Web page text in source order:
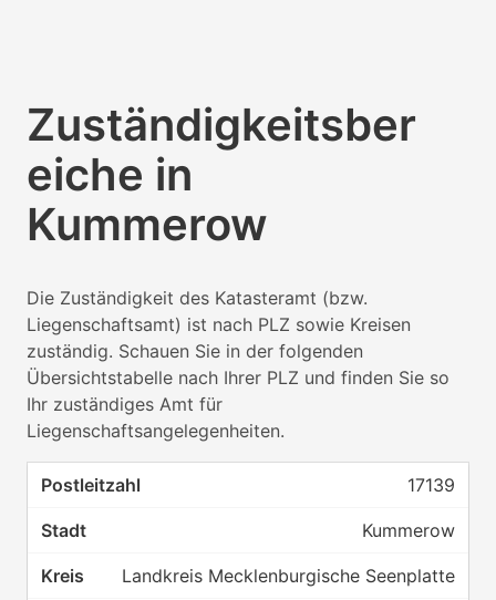
Zuständigkeitsber
eiche in
Kummerow
Die Zuständigkeit des Katasteramt (bzw.
Liegenschaftsamt) ist nach PLZ sowie Kreisen
zuständig. Schauen Sie in der folgenden
Übersichtstabelle nach Ihrer PLZ und finden Sie so
Ihr zuständiges Amt für
Liegenschaftsangelegenheiten.
17139
Kummerow
Landkreis Mecklenburgische Seenplatte